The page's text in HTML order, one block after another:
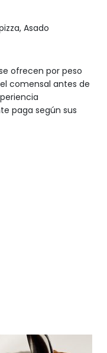
Asado
ofrecen por peso
comensal antes de
paga según sus